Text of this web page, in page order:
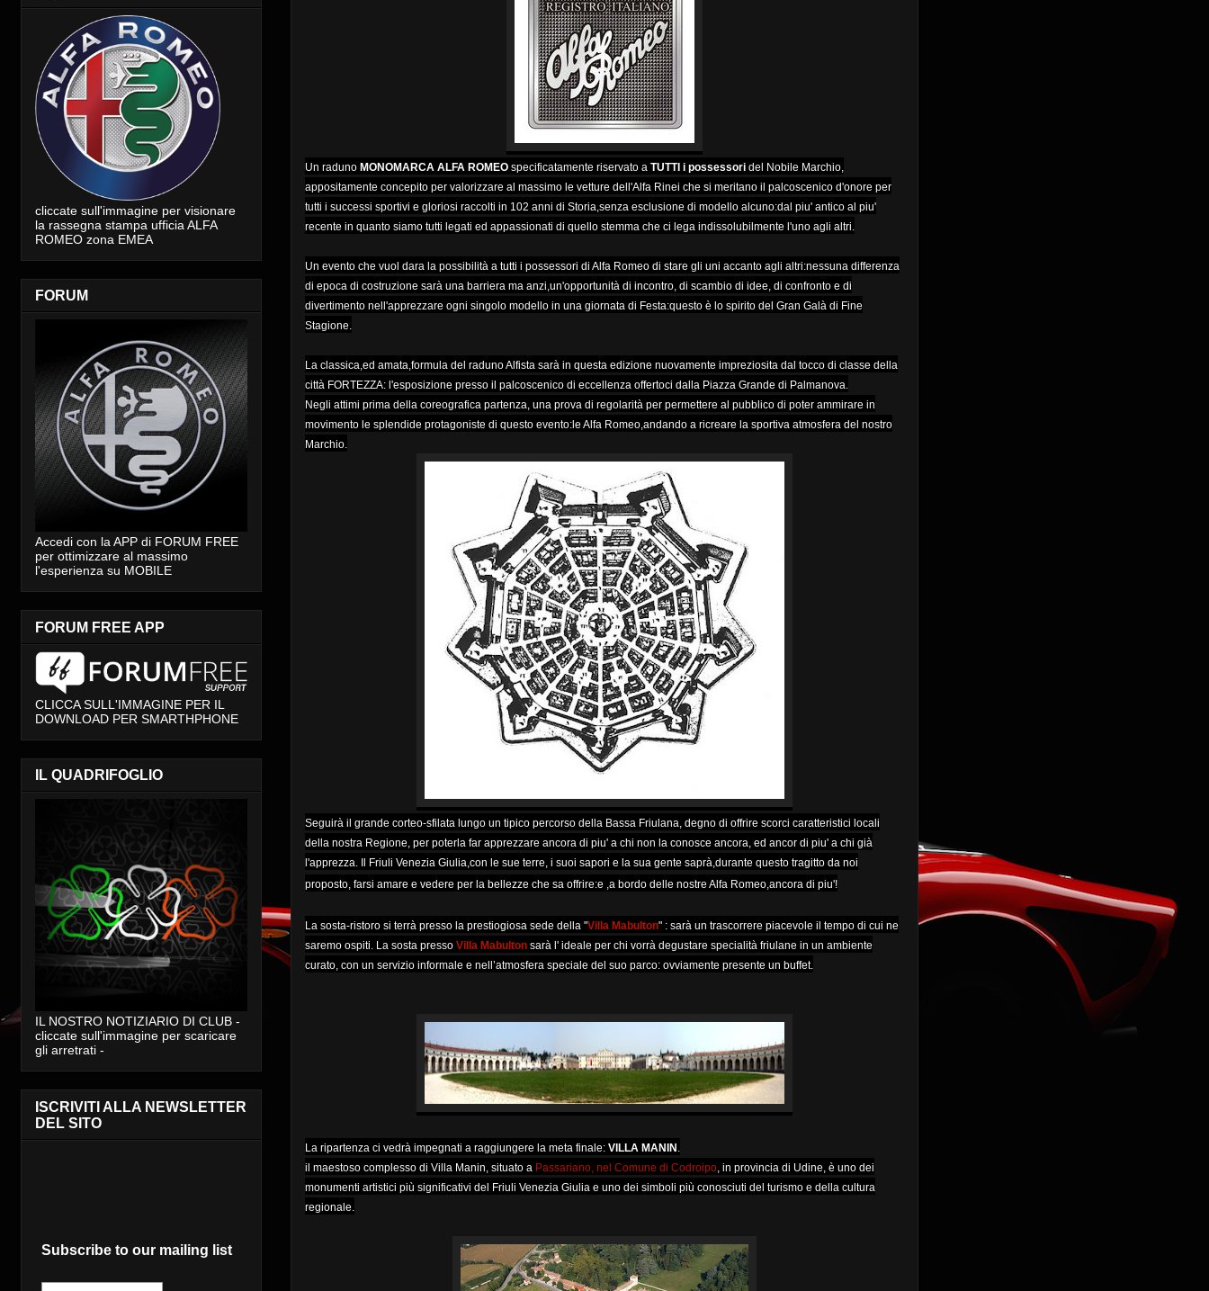
Un raduno MONOMARCA ALFA ROMEO specificatamente riservato a TUTTI i possessori del Nobile Marchio,
appositamente concepito per valorizzare al massimo le vetture dell'Alfa Rinei che si meritano il palcoscenico d'onore per
tutti i successi sportivi e gloriosi raccolti in 102 anni di Storia,senza esclusione di modello alcuno:dal piu' antico al piu'
recente in quanto siamo tutti legati ed appassionati di quello stemma che ci lega indissolubilmente l'uno agli altri.
Un evento che vuol dara la possibilità a tutti i possessori di Alfa Romeo di stare gli uni accanto agli altri:nessuna differenza
di epoca di costruzione sarà una barriera ma anzi,un'opportunità di incontro, di scambio di idee, di confronto e di
divertimento nell'apprezzare ogni singolo modello in una giornata di Festa:questo è lo spirito del Gran Galà di Fine
Stagione.
La classica,ed amata,formula del raduno Alfista sarà in questa edizione nuovamente impreziosita dal tocco di classe della
città FORTEZZA: l'esposizione presso il palcoscenico di eccellenza offertoci dalla Piazza Grande di Palmanova.
Negli attimi prima della coreografica partenza, una prova di regolarità per permettere al pubblico di poter ammirare in
movimento le splendide protagoniste di questo evento:le Alfa Romeo,andando a ricreare la sportiva atmosfera del nostro
Marchio.
Seguirà il grande corteo-sfilata lungo un tipico percorso della Bassa Friulana, degno di offrire scorci caratteristici locali
della nostra Regione, per poterla far apprezzare ancora di piu' a chi non la conosce ancora, ed ancor di piu' a chi già
l'apprezza. Il Friuli Venezia Giulia,con le sue terre, i suoi sapori e la sua gente saprà,durante questo tragitto da noi
proposto, farsi amare e vedere per la bellezze che sa offrire:e ,a bordo delle nostre Alfa Romeo,ancora di piu'!
La sosta-ristoro si terrà presso la prestiogiosa sede della "Villa Mabulton" : sarà un trascorrere piacevole il tempo di cui ne
saremo ospiti. La sosta presso Villa Mabulton sarà l' ideale per chi vorrà degustare specialità friulane in un ambiente
curato, con un servizio informale e nell’atmosfera speciale del suo parco: ovviamente presente un buffet.
La ripartenza ci vedrà impegnati a raggiungere la meta finale: VILLA MANIN .
il maestoso complesso di Villa Manin, situato a Passariano, nel Comune di Codroipo, in provincia di Udine, è uno dei
monumenti artistici più significativi del Friuli Venezia Giulia e uno dei simboli più conosciuti del turismo e della cultura
regionale.
cliccate sull'immagine per visionare
la rassegna stampa ufficia ALFA
ROMEO zona EMEA
FORUM
Accedi con la APP di FORUM FREE
per ottimizzare al massimo
l'esperienza su MOBILE
FORUM FREE APP
CLICCA SULL'IMMAGINE PER IL
DOWNLOAD PER SMARTHPHONE
IL QUADRIFOGLIO
IL NOSTRO NOTIZIARIO DI CLUB -
cliccate sull'immagine per scaricare
gli arretrati -
ISCRIVITI ALLA NEWSLETTER
DEL SITO
Subscribe to our mailing list